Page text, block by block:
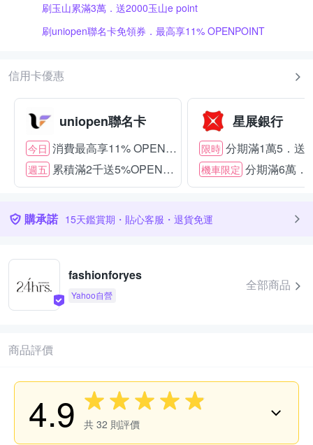
刷玉山累滿3萬．送2000玉山e point
刷uniopen聯名卡免領券．最高享11% OPENPOINT
信用卡優惠
uniopen聯名卡
今日 消費最高享11% OPENPOINT
週五 累積滿2千送5%OPENPOINT
星展銀行
限時 分期滿1萬5．送
機車限定 分期滿6萬．
購承諾 15天鑑賞期・貼心客服・退貨免運
fashionforyes
Yahoo自營
全部商品
商品評價
4.9 共 32 則評價